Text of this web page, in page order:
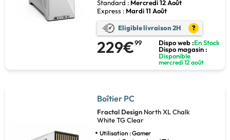
Standard : Mercredi 12 Août
Express : Mardi 11 Août
Eligible livraison 2H ?
229€99 Dispo web :En Stock
Dispo magasin :
Disponible
mercredi 12 août
Boîtier PC
Fractal Design North XL Chalk
White TG Clear
Utilisation : Gamer